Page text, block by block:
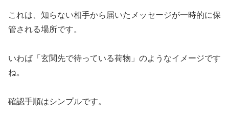
これは、知らない相手から届いたメッセージが一時的に保
管される場所です。
いわば「玄関先で待っている荷物」のようなイメージです
ね。
確認手順はシンプルです。